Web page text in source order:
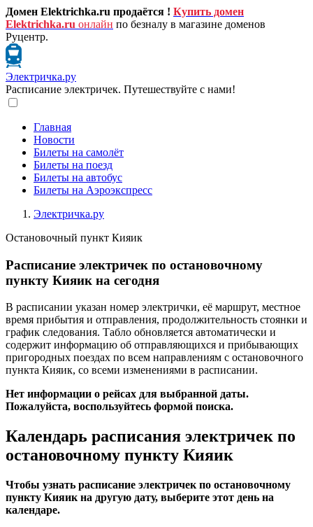
Домен Elektrichka.ru продаётся ! Купить домен
Elektrichka.ru онлайн по безналу в магазине доменов
Руцентр.
Электричка.ру
Расписание электричек. Путешествуйте с нами!
Главная
Новости
Билеты на самолёт
Билеты на поезд
Билеты на автобус
Билеты на Аэроэкспресс
Электричка.ру
Остановочный пункт Кияик
Расписание электричек по остановочному
пункту Кияик на сегодня
В расписании указан номер электрички, её маршрут, местное
время прибытия и отправления, продолжительность стоянки и
график следования. Табло обновляется автоматически и
содержит информацию об отправляющихся и прибывающих
пригородных поездах по всем направлениям с остановочного
пункта Кияик, со всеми изменениями в расписании.
Нет информации о рейсах для выбранной даты.
Пожалуйста, воспользуйтесь формой поиска.
Календарь расписания электричек по
остановочному пункту Кияик
Чтобы узнать расписание электричек по остановочному
пункту Кияик на другую дату, выберите этот день на
календаре.